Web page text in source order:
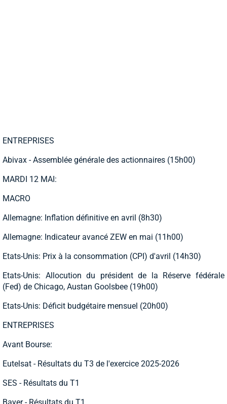
ENTREPRISES
Abivax - Assemblée générale des actionnaires (15h00)
MARDI 12 MAI:
MACRO
Allemagne: Inflation définitive en avril (8h30)
Allemagne: Indicateur avancé ZEW en mai (11h00)
Etats-Unis: Prix à la consommation (CPI) d'avril (14h30)
Etats-Unis: Allocution du président de la Réserve fédérale
(Fed) de Chicago, Austan Goolsbee (19h00)
Etats-Unis: Déficit budgétaire mensuel (20h00)
ENTREPRISES
Avant Bourse:
Eutelsat - Résultats du T3 de l'exercice 2025-2026
SES - Résultats du T1